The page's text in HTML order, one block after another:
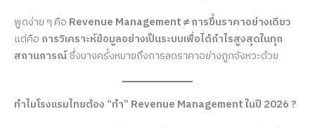
พูดง่าย ๆ คือ Revenue Management ≠ การขึ้นราคาอย่างเดียว
แต่คือ การวิเคราะห์ข้อมูลอย่างเป็นระบบเพื่อได้กำไรสูงสุดในทุก
สถานการณ์ซึ่งบางครั้งหมายถึงการลดราคาอย่างถูกจังหวะด้วย
ทำไมโรงแรมไทยต้อง “ทำ” Revenue Management ในปี 2026 ?